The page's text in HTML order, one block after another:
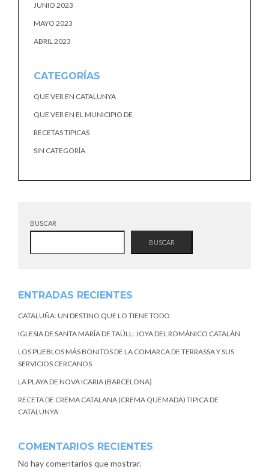
JUNIO 2023
MAYO 2023
ABRIL 2023
CATEGORÍAS
QUE VER EN CATALUNYA
QUE VER EN EL MUNICIPIO DE
RECETAS TIPICAS
SIN CATEGORÍA
BUSCAR
BUSCAR
ENTRADAS RECIENTES
CATALUÑA: UN DESTINO QUE LO TIENE TODO
IGLESIA DE SANTA MARÍA DE TAÜLL: JOYA DEL ROMÁNICO CATALÁN
LOS PUEBLOS MÁS BONITOS DE LA COMARCA DE TERRASSA Y SUS
SERVICIOS CERCANOS
LA PLAYA DE NOVA ICARIA (BARCELONA)
RECETA DE CREMA CATALANA (CREMA QUEMADA) TIPICA DE
CATALUNYA
COMENTARIOS RECIENTES
No hay comentarios que mostrar.